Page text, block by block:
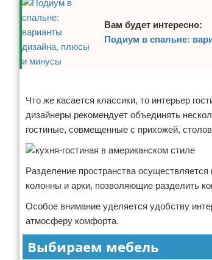
Вам будет интересно:
Подиум в спальне:
Что же касается классики, то интерьер
дизайнеры рекомендует объединять
гостиные, совмещенные с прихожей,
Разделение пространства
колонны и арки, позволяющие разделить
Особое внимание уделяется удобству
атмосферу комфорта.
Выбираем мебель